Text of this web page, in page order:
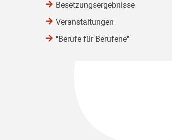
Besetzungsergebnisse
Veranstaltungen
"Berufe für Berufene"